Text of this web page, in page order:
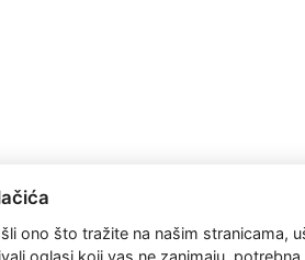
ono što tražite na našim stranicama,
oglasi koji vas ne zanimaju,